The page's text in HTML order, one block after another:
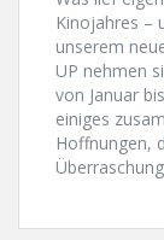
Kinojahres –
unserem
UP nehmen
von Januar
einiges
Hoffnungen,